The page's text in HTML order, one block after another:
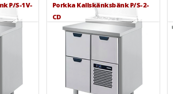
P/S-1V-
Porkka Kallskänksbänk P/S-2-
CD